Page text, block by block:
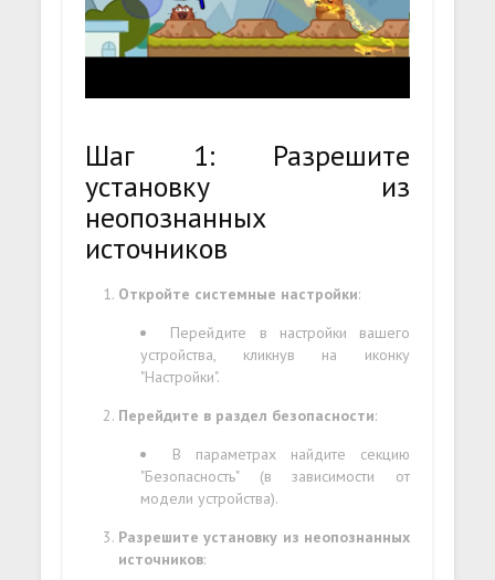
Шаг 1: Разрешите
установку из
неопознанных
источников
Откройте системные настройки:
Перейдите в настройки вашего
устройства, кликнув на иконку
"Настройки".
Перейдите в раздел безопасности:
В параметрах найдите секцию
"Безопасность" (в зависимости от
модели устройства).
Разрешите установку из неопознанных
источников: